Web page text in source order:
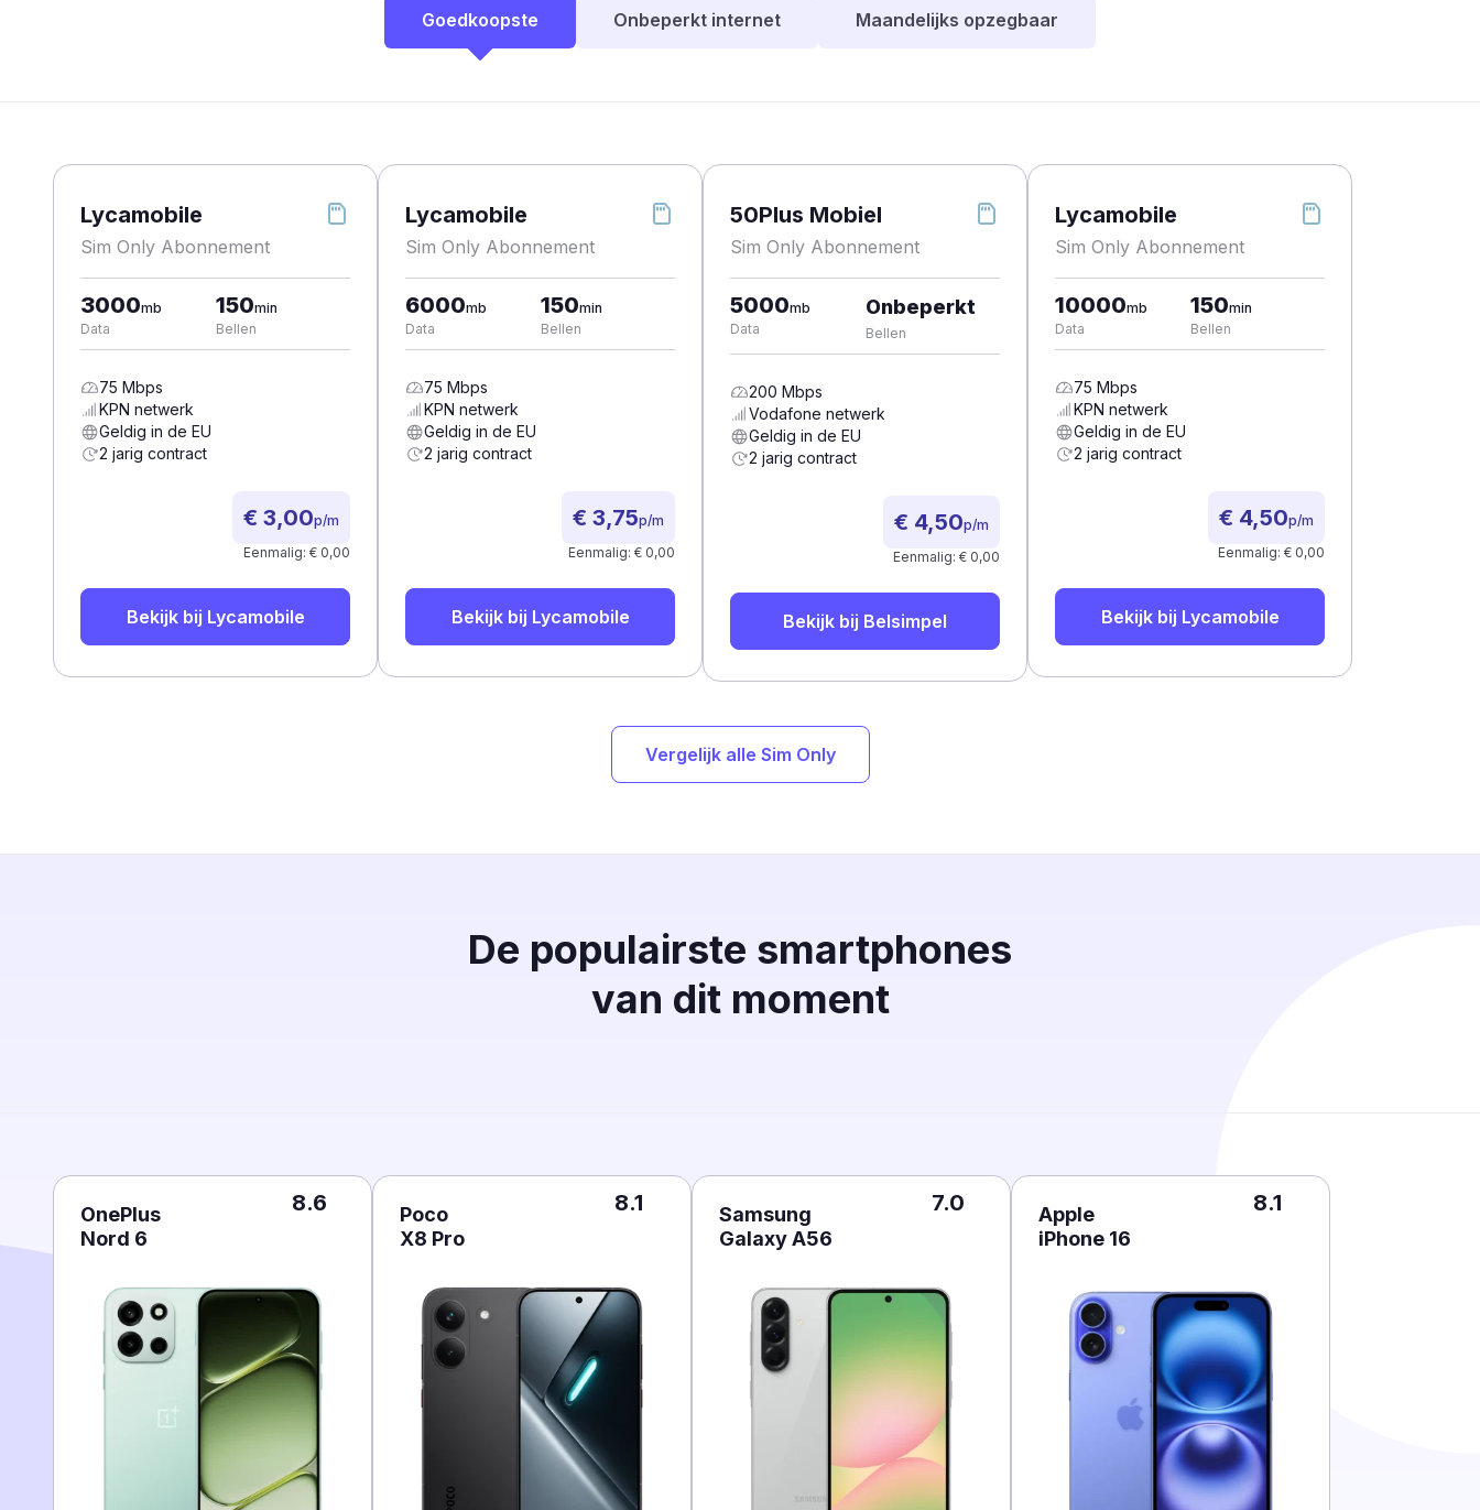
Goedkoopste Onbeperkt internet Maandelijks opzegbaar
Lycamobile
Sim Only Abonnement
3000mb
Data
150min
Bellen
75 Mbps
KPN netwerk
Geldig in de EU
2 jarig contract
€ 3,00p/m
Eenmalig: € 0,00
Bekijk bij Lycamobile
Lycamobile
Sim Only Abonnement
6000mb
Data
150min
Bellen
75 Mbps
KPN netwerk
Geldig in de EU
2 jarig contract
€ 3,75p/m
Eenmalig: € 0,00
Bekijk bij Lycamobile
50Plus Mobiel
Sim Only Abonnement
5000mb
Data
Onbeperkt
Bellen
200 Mbps
Vodafone netwerk
Geldig in de EU
2 jarig contract
€ 4,50p/m
Eenmalig: € 0,00
Bekijk bij Belsimpel
Lycamobile
Sim Only Abonnement
10000mb
Data
150min
Bellen
75 Mbps
KPN netwerk
Geldig in de EU
2 jarig contract
€ 4,50p/m
Eenmalig: € 0,00
Bekijk bij Lycamobile
Vergelijk alle Sim Only
De populairste smartphones
van dit moment
OnePlus
Nord 6
8.6
Poco
X8 Pro
8.1
Samsung
Galaxy A56
7.0
Apple
iPhone 16
8.1